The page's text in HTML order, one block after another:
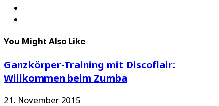
You Might Also Like
Ganzkörper-Training mit Discoflair:
Willkommen beim Zumba
21. November 2015